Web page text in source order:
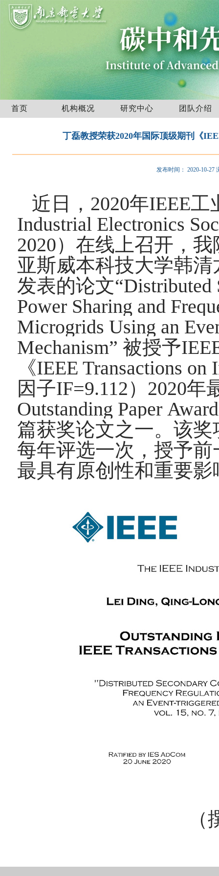
首页 机构概况 研究中心 团队介绍
丁磊教授荣获2020年国际顶级期刊《
发布时间：2020-10-27
近日，2020年IEEE
Industrial Electronics
2020）在线上召开，
亚斯威本科技大学韩
发表的论文“Distributed
Power Sharing and
Microgrids Using an
Mechanism” 被授予
《IEEE Transactions
因子IF=9.112）2020年
Outstanding Paper
篇获奖论文之一。该
每年评选一次，授予
最具有原创性和重要
（撰稿：